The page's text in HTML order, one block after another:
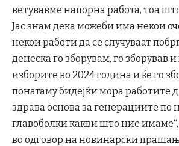
ветувавме напорна работа, тоа
Јас знам дека можеби има некои
некои работи да се случуваат
денеска го зборувам, го зборував
изборите во 2024 година и ќе го
понатаму бидејќи мора работите
здрава основа за генерациите по
главоболки какви што ние
во одговор на новинарски